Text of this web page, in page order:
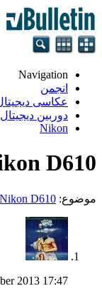
Navigation
انجمن
عکاسی
دوربین دیجیتال
Nikon
D610
موضوع: Nikon D610
2013 17:47